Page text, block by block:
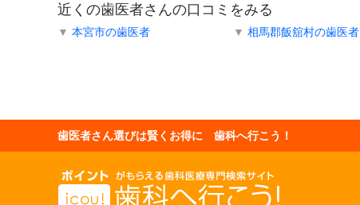
近くの歯医者さんの口コミをみる
▼ 本宮市の歯医者 ▼ 相馬郡飯舘村の歯医者
歯医者さん選びは賢くお得に 歯科へ行こう！